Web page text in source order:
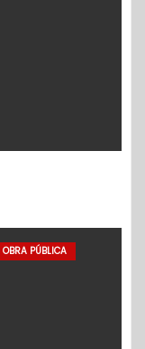
OBRA PÚBLICA